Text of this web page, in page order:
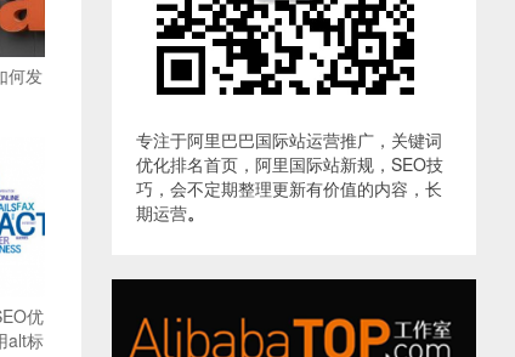
何发
优
alt标
专注于阿里巴巴国际站运营推广，关键词
优化排名首页，阿里国际站新规，SEO技
巧，会不定期整理更新有价值的内容，长
期运营。